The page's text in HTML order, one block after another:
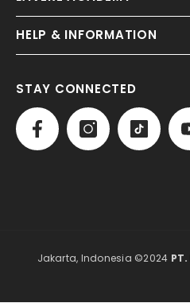
HELP & INFORMATION
STAY CONNECTED
Jakarta, Indonesia ©2024 PT.